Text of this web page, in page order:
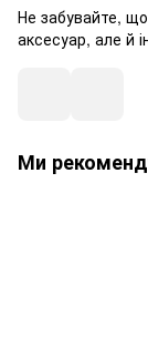
Не забувайте,
аксесуар, але й
Ми